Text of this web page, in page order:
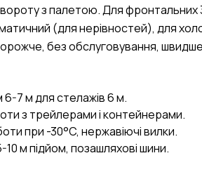
з палетою. Для фронтальних
(для нерівностей), для
без обслуговування,
6-7 м для стелажів 6 м.
з трейлерами і контейнерами.
при -30°C, нержавіючі вилки.
м підйом, позашляхові шини.